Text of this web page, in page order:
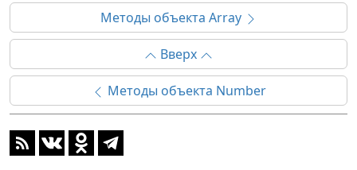
Методы объекта Array
Вверх
Методы объекта Number